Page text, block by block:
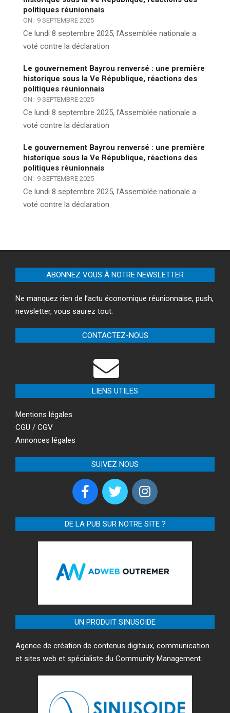
politiques réunionnais
ON: 9 SEPTEMBRE 2025
Ce lundi 8 septembre 2025, l’Assemblée nationale a
voté contre la déclaration
Le gouvernement Bayrou renversé : une première
historique sous la Ve République, réactions des
politiques réunionnais
ON: 9 SEPTEMBRE 2025
Ce lundi 8 septembre 2025, l’Assemblée nationale a
voté contre la déclaration
Le gouvernement Bayrou renversé : une première
historique sous la Ve République, réactions des
politiques réunionnais
ON: 9 SEPTEMBRE 2025
Ce lundi 8 septembre 2025, l’Assemblée nationale a
voté contre la déclaration
ABONNEZ VOUS À NOTRE NEWSLETTER
Ne manquez rien de l’actu économique réunionnaise, push,
newsletter, vous saurez tout.
CONTACTEZ-NOUS
LIENS UTILES
Mentions légales
CGU / CGV
Annonces légales
SUIVEZ NOUS
DE LA PUB SUR NOTRE SITE ?
UN PRODUIT SINUSOIDE
Agence de création de contenus digitaux, communication
et sites web et spécialiste du Community Management.